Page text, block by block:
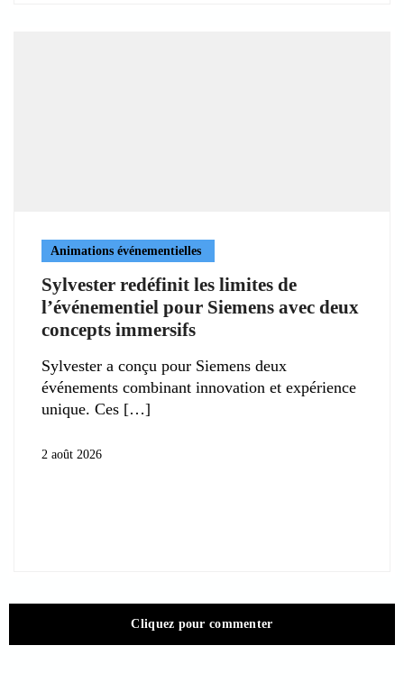
Animations événementielles
Sylvester redéfinit les limites de
l’événementiel pour Siemens avec deux
concepts immersifs
Sylvester a conçu pour Siemens deux
événements combinant innovation et expérience
unique. Ces
2 août 2026
Cliquez pour commenter